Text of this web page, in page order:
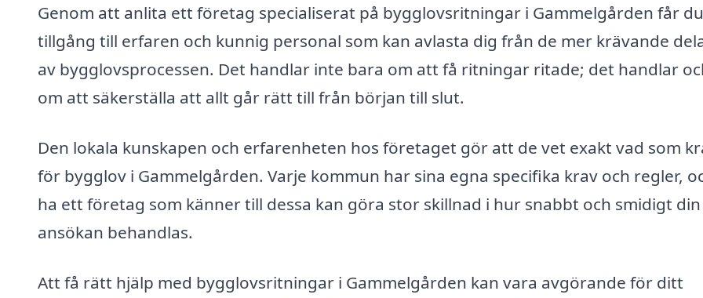
Genom att anlita ett företag specialiserat på bygglovsritningar i Gammelgården får du
tillgång till erfaren och kunnig personal som kan avlasta dig från de mer krävande
av bygglovsprocessen. Det handlar inte bara om att få ritningar ritade; det handlar
om att säkerställa att allt går rätt till från början till slut.
Den lokala kunskapen och erfarenheten hos företaget gör att de vet exakt vad som
för bygglov i Gammelgården. Varje kommun har sina egna specifika krav och regler,
ha ett företag som känner till dessa kan göra stor skillnad i hur snabbt och smidigt din
ansökan behandlas.
Att få rätt hjälp med bygglovsritningar i Gammelgården kan vara avgörande för ditt